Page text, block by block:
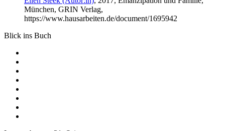
München, GRIN Verlag,
https://www.hausarbeiten.de/document/1695942
Blick ins Buch